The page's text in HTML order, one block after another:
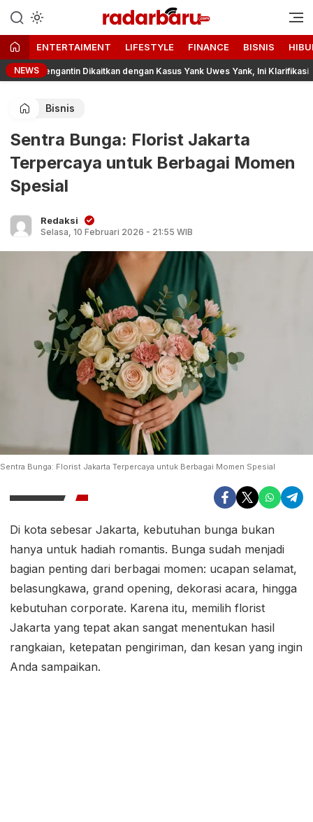
radarbaru.com
Informasi Berita Terbaru dan
Terkini Hari Ini
ENTERTAIMENT LIFESTYLE FINANCE BISNIS
NEWSDikaitkan dengan Kasus Yank Uwes Yank, Ini Klarifikasi Faktanya
Bisnis
Sentra Bunga: Florist Jakarta
Terpercaya untuk Berbagai Momen
Spesial
Redaksi
Selasa, 10 Februari 2026 - 21:55 WIB
Sentra Bunga: Florist Jakarta Terpercaya untuk Berbagai Momen Spesial
Di kota sebesar Jakarta, kebutuhan bunga bukan
hanya untuk hadiah romantis. Bunga sudah menjadi
bagian penting dari berbagai momen: ucapan selamat,
belasungkawa, grand opening, dekorasi acara, hingga
kebutuhan corporate. Karena itu, memilih florist
Jakarta yang tepat akan sangat menentukan hasil
rangkaian, ketepatan pengiriman, dan kesan yang ingin
Anda sampaikan.